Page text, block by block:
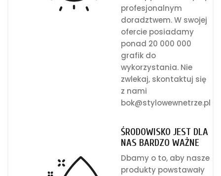
profesjonalnym
doradztwem. W swojej
ofercie posiadamy
ponad 20 000 000
grafik do
wykorzystania. Nie
zwlekaj, skontaktuj się
z nami
bok@stylowewnetrze.pl
ŚRODOWISKO JEST DLA
NAS BARDZO WAŻNE
Dbamy o to, aby nasze
produkty powstawały